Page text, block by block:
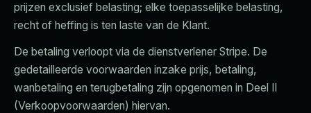
prijzen exclusief belasting; elke toepasselijke belasting,
recht of heffing is ten laste van de Klant.
De betaling verloopt via de dienstverlener Stripe. De
gedetailleerde voorwaarden inzake prijs, betaling,
wanbetaling en terugbetaling zijn opgenomen in Deel II
(Verkoopvoorwaarden) hiervan.